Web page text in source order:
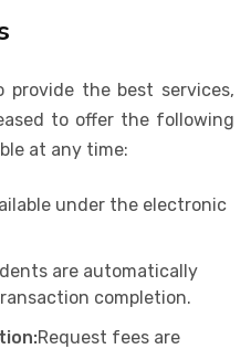
the best services,
to offer the following
at any time:
under the electronic
are automatically
completion.
Request fees are